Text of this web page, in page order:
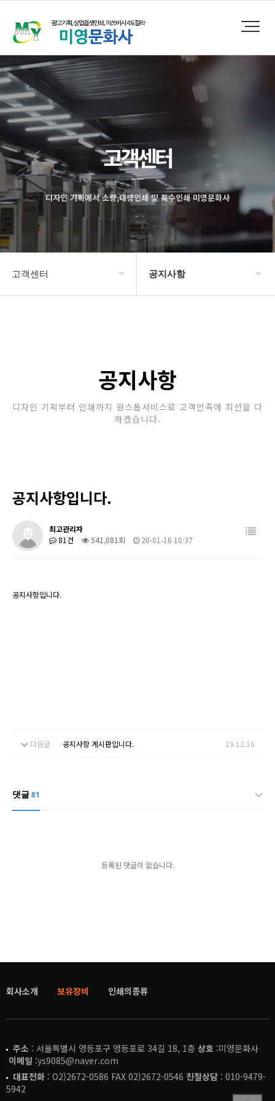
고객센터
디자인 기획에서 소량,대량인쇄 및 특수인쇄 미영문화사
고객센터 공지사항
공지사항
디자인 기획부터 인쇄까지 원스톱서비스로 고객만족에 최선을 다
하겠습니다.
공지사항입니다.
최고관리자
81건
541,081회 20-01-16 10:37
공지사항입니다.
다음글 공지사항 게시판입니다. 19.12.16
댓글81
등록된 댓글이 없습니다.
회사소개 보유장비 인쇄의종류
주소 : 서울특별시 영등포구 영등포로 34길 18, 1층 상호 :미영문화사
이메일 :ys9085@naver.com
대표전화 : O2)2672-0586 FAX 02)2672-0546 친절상담 : 010-9479-
5942